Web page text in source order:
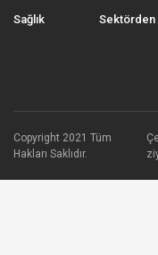
Sağlık
Sektörden
Copyright 2021 Tüm
Hakları Saklıdır.